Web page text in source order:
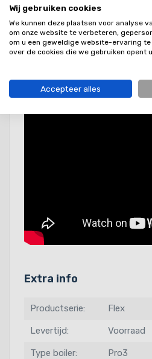
Extra info
Productserie: Flex
Levertijd: Voorraad
Type boiler: Pro3
Wij gebruiken cookies
We kunnen deze plaatsen voor analyse
om onze website te verbeteren,
om u een geweldige website-ervaring
over de cookies die we gebruiken opent
Accepteer alles